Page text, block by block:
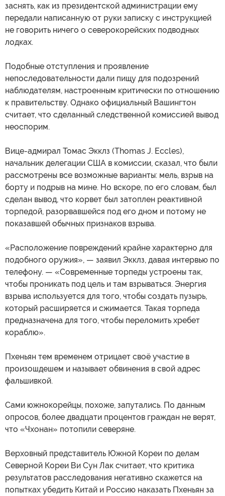
заснять, как из президентской администрации ему
передали написанную от руки записку с инструкцией
не говорить ничего о северокорейских подводных
лодках.
Подобные отступления и проявление
непоследовательности дали пищу для подозрений
наблюдателям, настроенным критически по отношению
к правительству. Однако официальный Вашингтон
считает, что сделанный следственной комиссией вывод
неоспорим.
Вице-адмирал Томас Экклз (Thomas J. Eccles),
начальник делегации США в комиссии, сказал, что были
рассмотрены все возможные варианты: мель, взрыв на
борту и подрыв на мине. Но вскоре, по его словам, был
сделан вывод, что корвет был затоплен реактивной
торпедой, разорвавшейся под его дном и потому не
показавшей обычных признаков взрыва.
«Расположение повреждений крайне характерно для
подобного оружия», — заявил Экклз, давая интервью по
телефону. — «Современные торпеды устроены так,
чтобы проникать под цель и там взрываться. Энергия
взрыва используется для того, чтобы создать пузырь,
который расширяется и сжимается. Такая торпеда
предназначена для того, чтобы переломить хребет
кораблю».
Пхеньян тем временем отрицает своё участие в
произошдешем и называет обвинения в свой адрес
фальшивкой.
Сами южнокорейцы, похоже, запутались. По данным
опросов, более двадцати процентов граждан не верят,
что «Чхонан» потопили северяне.
Верховный представитель Южной Кореи по делам
Северной Кореи Ви Сун Лак считает, что критика
результатов расследования негативно скажется на
попытках убедить Китай и Россию наказать Пхеньян за